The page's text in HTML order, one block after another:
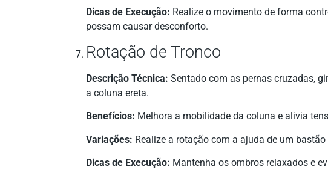
Dicas de Execução: Realize o movimento de forma
possam causar desconforto.
Rotação de Tronco
Descrição Técnica: Sentado com as pernas cruzadas,
a coluna ereta.
Benefícios: Melhora a mobilidade da coluna e alivia
Variações: Realize a rotação com a ajuda de um
Dicas de Execução: Mantenha os ombros relaxados e